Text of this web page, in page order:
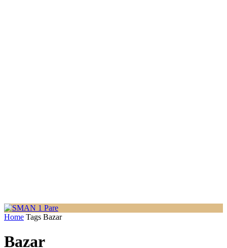
Home Tags Bazar
Bazar